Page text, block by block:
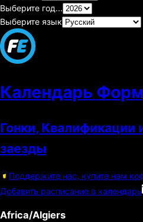
Выберите год...
Выберите язык
Календарь
Гонки, Квалификации
заезды
Поддержите нас, купите нам
Добавить расписание в календарь
Africa/Algiers